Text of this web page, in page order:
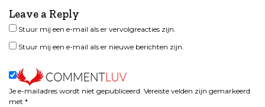
i
g
a
i
Leave a Reply
Je e-mailadres wordt niet gepubliceerd. Vereiste velden zijn gemarkeerd
met *
Stuur mij een e-mail als er vervolgreacties zijn.
Stuur mij een e-mail als er nieuwe berichten zijn.